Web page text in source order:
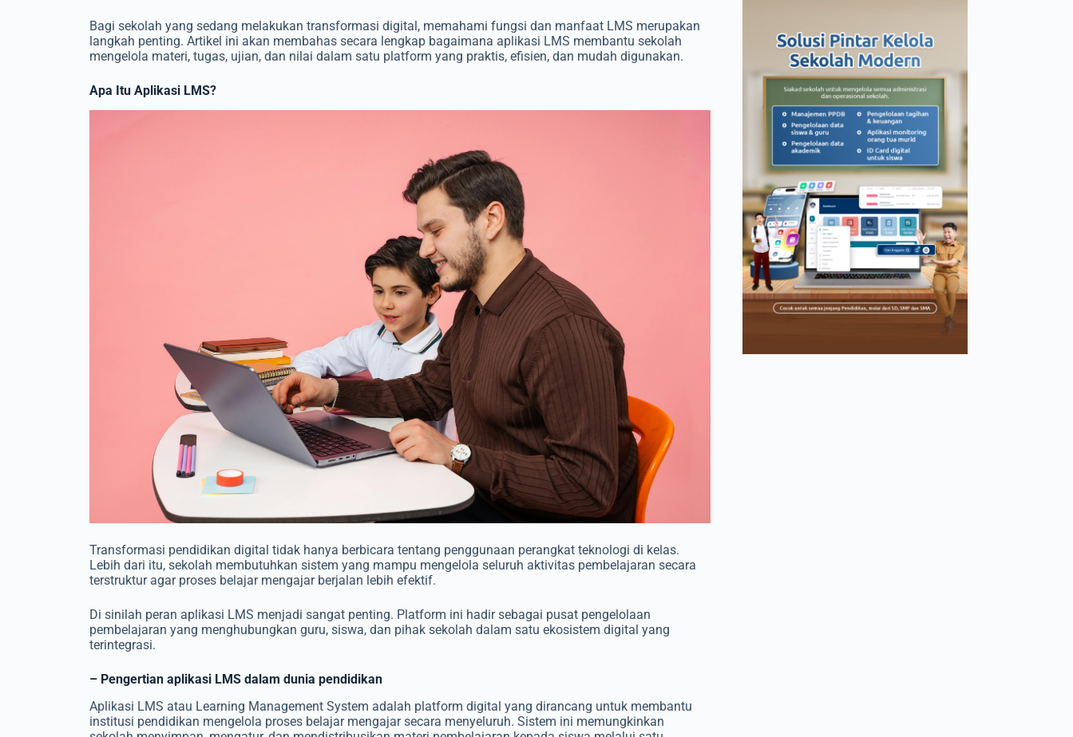
Bagi sekolah yang sedang melakukan transformasi digital, memahami fungsi dan manfaat LMS merupakan
langkah penting. Artikel ini akan membahas secara lengkap bagaimana aplikasi LMS membantu sekolah
mengelola materi, tugas, ujian, dan nilai dalam satu platform yang praktis, efisien, dan mudah digunakan.
Apa Itu Aplikasi LMS?
Transformasi pendidikan digital tidak hanya berbicara tentang penggunaan perangkat teknologi di kelas.
Lebih dari itu, sekolah membutuhkan sistem yang mampu mengelola seluruh aktivitas pembelajaran secara
terstruktur agar proses belajar mengajar berjalan lebih efektif.
Di sinilah peran aplikasi LMS menjadi sangat penting. Platform ini hadir sebagai pusat pengelolaan
pembelajaran yang menghubungkan guru, siswa, dan pihak sekolah dalam satu ekosistem digital yang
terintegrasi.
– Pengertian aplikasi LMS dalam dunia pendidikan
Aplikasi LMS atau Learning Management System adalah platform digital yang dirancang untuk membantu
institusi pendidikan mengelola proses belajar mengajar secara menyeluruh. Sistem ini memungkinkan